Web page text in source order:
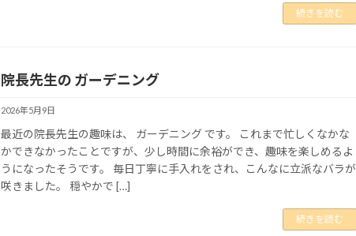
続きを読む
院長先生の ガーデニング
2026年5月9日
最近の院長先生の趣味は、 ガーデニング です。 これまで忙しくなかな
かできなかったことですが、少し時間に余裕ができ、趣味を楽しめるよ
うになったそうです。 毎日丁寧に手入れをされ、こんなに立派なバラが
咲きました。 穏やかで […]
続きを読む